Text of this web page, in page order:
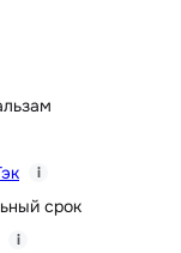
i
срок
i